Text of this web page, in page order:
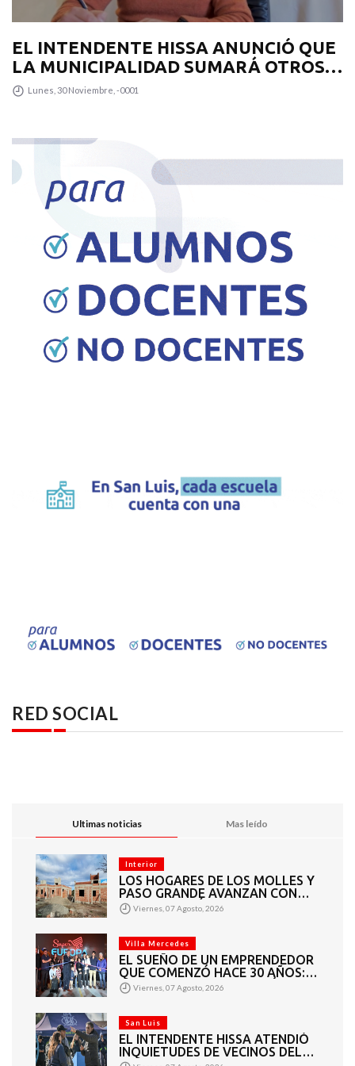
EL INTENDENTE HISSA ANUNCIÓ QUE
LA MUNICIPALIDAD SUMARÁ OTROS
12 COLECTIVOS 0KM PARA
Lunes, 30 Noviembre, -0001
RED SOCIAL
Ultimas noticias Mas leído
Interior
LOS HOGARES DE LOS MOLLES Y
PASO GRANDE AVANZAN CON
MAMPOSTERÍA E
INSTALACIONES
Viernes, 07 Agosto, 2026
Villa Mercedes
EL SUEÑO DE UN EMPRENDEDOR
QUE COMENZÓ HACE 30 AÑOS:
SUPER EUROPA INAUGURÓ SU
CUARTA SUCURSAL EN VILLA
Viernes, 07 Agosto, 2026
San Luis
EL INTENDENTE HISSA ATENDIÓ
INQUIETUDES DE VECINOS DEL